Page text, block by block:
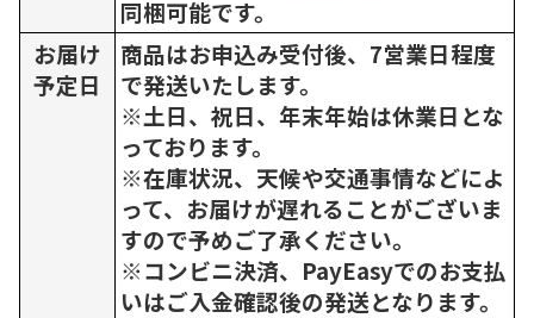
同梱可能です。
お届け
予定日
商品はお申込み受付後、7営業日程度
で発送いたします。
※土日、祝日、年末年始は休業日とな
っております。
※在庫状況、天候や交通事情などによ
って、お届けが遅れることがございま
すので予めご了承ください。
※コンビニ決済、PayEasyでのお支払
いはご入金確認後の発送となります。